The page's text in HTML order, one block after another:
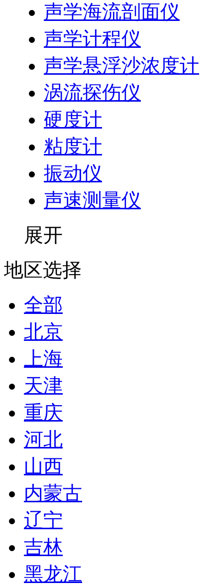
声学海流剖面仪
声学计程仪
声学悬浮沙浓度计
涡流探伤仪
硬度计
粘度计
振动仪
声速测量仪
展开
地区选择
全部
北京
上海
天津
重庆
河北
山西
内蒙古
辽宁
吉林
黑龙江